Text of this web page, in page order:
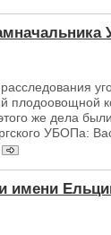
плодоовощной
же дела
УБОПа:
имени